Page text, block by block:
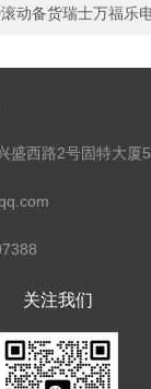
动备货瑞士万福乐
盛西路2号固特大厦
关注我们